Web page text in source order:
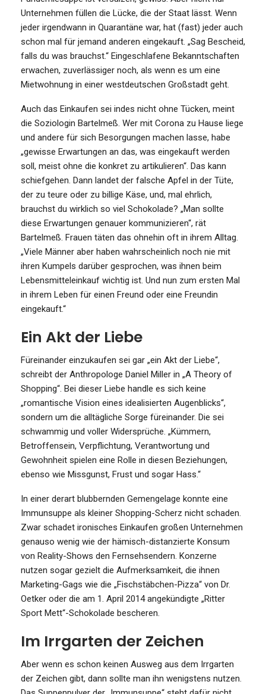
Unternehmen füllen die Lücke, die der Staat lässt. Wenn
jeder irgendwann in Quarantäne war, hat (fast) jeder auch
schon mal für jemand anderen eingekauft. „Sag Bescheid,
falls du was brauchst.“ Eingeschlafene Bekanntschaften
erwachen, zuverlässiger noch, als wenn es um eine
Mietwohnung in einer westdeutschen Großstadt geht.
Auch das Einkaufen sei indes nicht ohne Tücken, meint
die Soziologin Bartelmeß. Wer mit Corona zu Hause liege
und andere für sich Besorgungen machen lasse, habe
„gewisse Erwartungen an das, was eingekauft werden
soll, meist ohne die konkret zu artikulieren“. Das kann
schiefgehen. Dann landet der falsche Apfel in der Tüte,
der zu teure oder zu billige Käse, und, mal ehrlich,
brauchst du wirklich so viel Schokolade? „Man sollte
diese Erwartungen genauer kommunizieren“, rät
Bartelmeß. Frauen täten das ohnehin oft in ihrem Alltag.
„Viele Männer aber haben wahrscheinlich noch nie mit
ihren Kumpels darüber gesprochen, was ihnen beim
Lebensmitteleinkauf wichtig ist. Und nun zum ersten Mal
in ihrem Leben für einen Freund oder eine Freundin
eingekauft.“
Ein Akt der Liebe
Füreinander einzukaufen sei gar „ein Akt der Liebe“,
schreibt der Anthropologe Daniel Miller in „A Theory of
Shopping“. Bei dieser Liebe handle es sich keine
„romantische Vision eines idealisierten Augenblicks“,
sondern um die alltägliche Sorge füreinander. Die sei
schwammig und voller Widersprüche. „Kümmern,
Betroffensein, Verpflichtung, Verantwortung und
Gewohnheit spielen eine Rolle in diesen Beziehungen,
ebenso wie Missgunst, Frust und sogar Hass.“
In einer derart blubbernden Gemengelage konnte eine
Immunsuppe als kleiner Shopping-Scherz nicht schaden.
Zwar schadet ironisches Einkaufen großen Unternehmen
genauso wenig wie der hämisch-distanzierte Konsum
von Reality-Shows den Fernsehsendern. Konzerne
nutzen sogar gezielt die Aufmerksamkeit, die ihnen
Marketing-Gags wie die „Fischstäbchen-Pizza“ von Dr.
Oetker oder die am 1. April 2014 angekündigte „Ritter
Sport Mett“-Schokolade bescheren.
Im Irrgarten der Zeichen
Aber wenn es schon keinen Ausweg aus dem Irrgarten
der Zeichen gibt, dann sollte man ihn wenigstens nutzen.